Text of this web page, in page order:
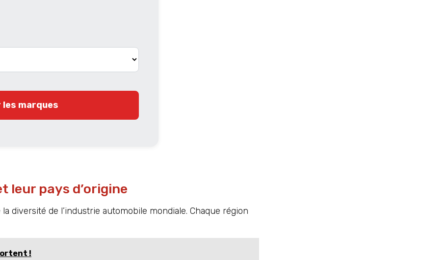
marques
leur pays d’origine
diversité de l’industrie automobile mondiale. Chaque région
!